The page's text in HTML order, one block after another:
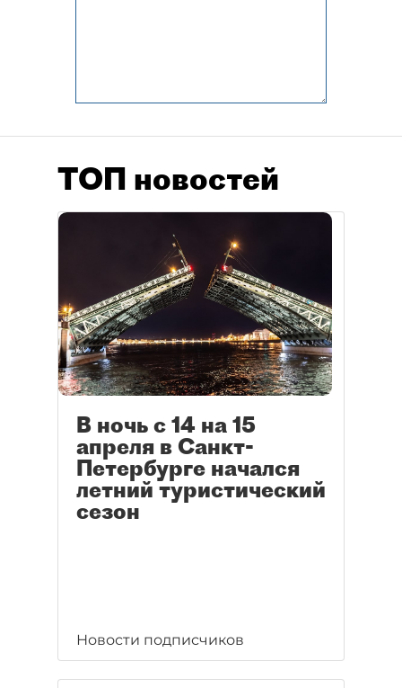
ТОП новостей
В ночь с 14 на 15
апреля в Санкт-
Петербурге начался
летний туристический
сезон
Новости подписчиков